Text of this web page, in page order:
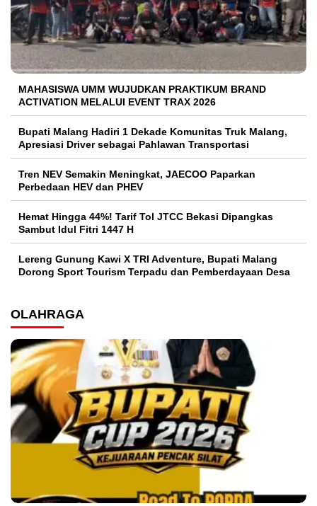
MAHASISWA UMM WUJUDKAN PRAKTIKUM BRAND
ACTIVATION MELALUI EVENT TRAX 2026
Bupati Malang Hadiri 1 Dekade Komunitas Truk Malang,
Apresiasi Driver sebagai Pahlawan Transportasi
Tren NEV Semakin Meningkat, JAECOO Paparkan
Perbedaan HEV dan PHEV
Hemat Hingga 44%! Tarif Tol JTCC Bekasi Dipangkas
Sambut Idul Fitri 1447 H
Lereng Gunung Kawi X TRI Adventure, Bupati Malang
Dorong Sport Tourism Terpadu dan Pemberdayaan Desa
OLAHRAGA